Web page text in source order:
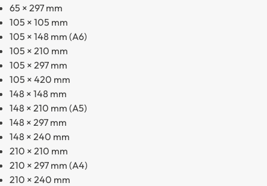
65 × 297 mm
105 × 105 mm
105 × 148 mm (A6)
105 × 210 mm
105 × 297 mm
105 × 420 mm
148 × 148 mm
148 × 210 mm (A5)
148 × 297 mm
148 × 240 mm
210 × 210 mm
210 × 297 mm (A4)
210 × 240 mm